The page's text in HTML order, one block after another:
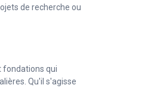
de recherche ou
fondations qui
Qu'il s'agisse